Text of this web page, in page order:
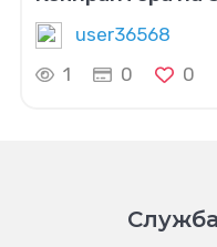
user36568
1
0 0